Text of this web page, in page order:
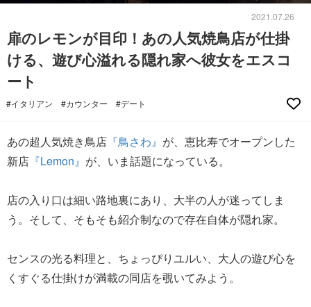
2021.07.26
扉のレモンが目印！あの人気焼鳥店が仕掛
ける、遊び心溢れる隠れ家へ彼女をエスコ
ート
#イタリアン #カウンター #デート
あの超人気焼き鳥店 『鳥さわ』 が、恵比寿でオープンした
新店 『Lemon』 が、いま話題になっている。
店の入り口は細い路地裏にあり、大半の人が迷ってしま
う。そして、そもそも紹介制なので存在自体が隠れ家。
センスの光る料理と、ちょっぴりユルい、大人の遊び心を
くすぐる仕掛けが満載の同店を覗いてみよう。